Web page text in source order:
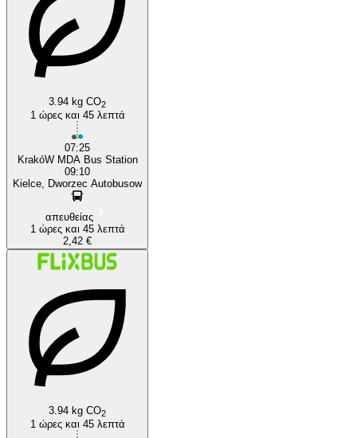
3.94 kg CO2
1 ώρες και 45 λεπτά
07:25
KrakóW MDA Bus Station
09:10
Kielce, Dworzec Autobusow
απευθείας
1 ώρες και 45 λεπτά
2,42 €
3.94 kg CO2
1 ώρες και 45 λεπτά